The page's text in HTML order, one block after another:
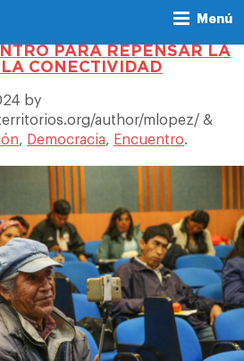
Menú
AGOSTO
PARA REPENSAR LA
CONECTIVIDAD
by
author/mlopez/ &
, Democracia, Encuentro.